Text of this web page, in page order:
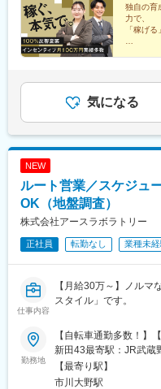
り
独自の育
力で、
「稼げ
◆業界で
気になる
NEW
ルート営業／スケジュ
OK（地盤調査）
株式会社アースラボラトリー
正社員 転勤なし 業種未
仕事内容
【月給30万～】ノルマ
スタイル」です。
勤務地
【自転車通勤多数！】
新田43最寄駅：JR武蔵
（徒歩12分）
【最寄り駅】
市川大野駅